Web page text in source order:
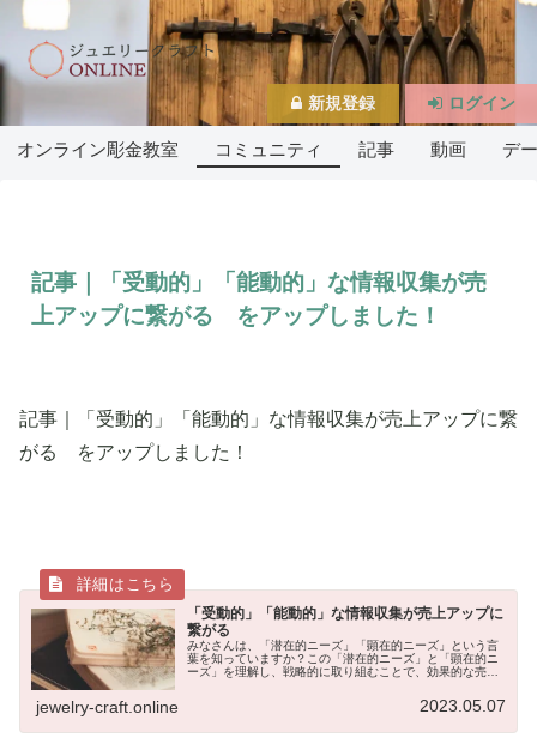
オンライン彫金教室 コミュニティ 記事 動画 デ
記事｜「受動的」「能動的」な情報収集が売
上アップに繋がる をアップしました！
記事｜「受動的」「能動的」な情報収集が売上アップに繋
がる をアップしました！
「受動的」「能動的」な情報収集が売上アップに
繋がる
みなさんは、「潜在的ニーズ」「顕在的ニーズ」という言
葉を知っていますか？この「潜在的ニーズ」と「顕在的ニ
ーズ」を理解し、戦略的に取り組むことで、効果的な売上
jewelry-craft.online 2023.05.07
新規登録 ログイン